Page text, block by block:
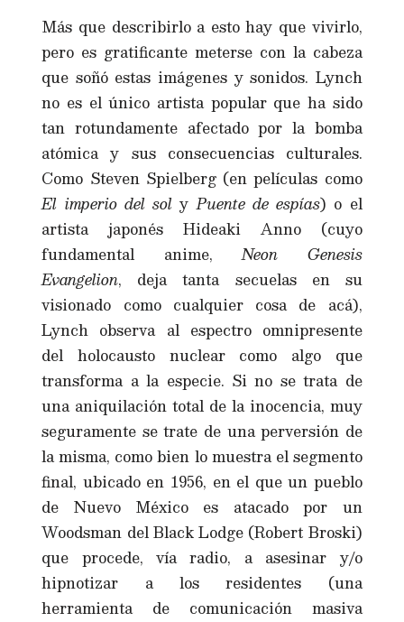
Más que describirlo a esto hay que vivirlo,
pero es gratificante meterse con la cabeza
que soñó estas imágenes y sonidos. Lynch
no es el único artista popular que ha sido
tan rotundamente afectado por la bomba
atómica y sus consecuencias culturales.
Como Steven Spielberg (en películas como
El imperio del sol yPuente de espías) o el
artista japonés Hideaki Anno (cuyo
fundamental anime,Neon Genesis
Evangelion, deja tanta secuelas en su
visionado como cualquier cosa de acá),
Lynch observa al espectro omnipresente
del holocausto nuclear como algo que
transforma a la especie. Si no se trata de
una aniquilación total de la inocencia, muy
seguramente se trate de una perversión de
la misma, como bien lo muestra el segmento
final, ubicado en 1956, en el que un pueblo
de Nuevo México es atacado por un
Woodsman del Black Lodge (Robert Broski)
que procede, vía radio, a asesinar y/o
hipnotizar a los residentes (una
herramienta de comunicación masiva